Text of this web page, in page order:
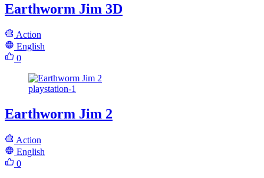
Earthworm Jim 3D
Action
English
0
playstation-1
Earthworm Jim 2
Action
English
0